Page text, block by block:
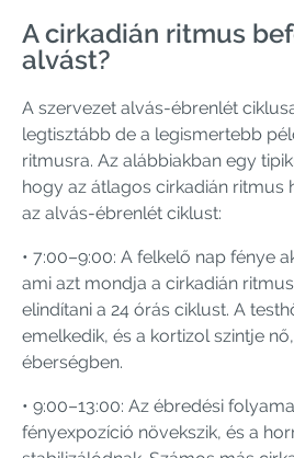
A cirkadián ritmus
alvást?
A szervezet alvás-ébrenlét
legtisztább de a legismertebb
ritmusra. Az alábbiakban egy
hogy az átlagos cirkadián ritmus
az alvás-ébrenlét ciklust:
• 7:00–9:00: A felkelő nap fénye
ami azt mondja a cirkadián
elindítani a 24 órás ciklust. A
emelkedik, és a kortizol szintje
éberségben.
• 9:00–13:00: Az ébredési
fényexpozíció növekszik, és a